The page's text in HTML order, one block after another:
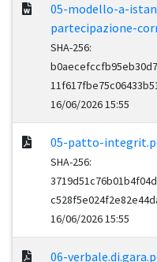
05-modello-a-
partecipazione-
SHA-256:
16/06/2026 15:55
05-patto-
SHA-256:
16/06/2026 15:55
06-